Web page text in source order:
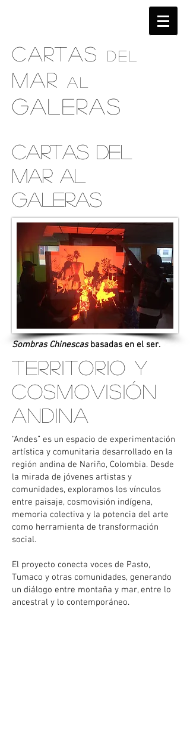
CARTAS DEL
MAR AL
GALERAS
CARTAS DEL
MAR AL
GALERAS
Sombras Chinescasbasadas en el ser.
Territorio y
Cosmovisión
Andina
“Andes” es un espacio de experimentación
artística y comunitaria desarrollado en la
región andina de Nariño, Colombia. Desde
la mirada de jóvenes artistas y
comunidades, exploramos los vínculos
entre paisaje, cosmovisión indígena,
memoria colectiva y la potencia del arte
como herramienta de transformación
social.
El proyecto conecta voces de Pasto,
Tumaco y otras comunidades, generando
un diálogo entre montaña y mar, entre lo
ancestral y lo contemporáneo.